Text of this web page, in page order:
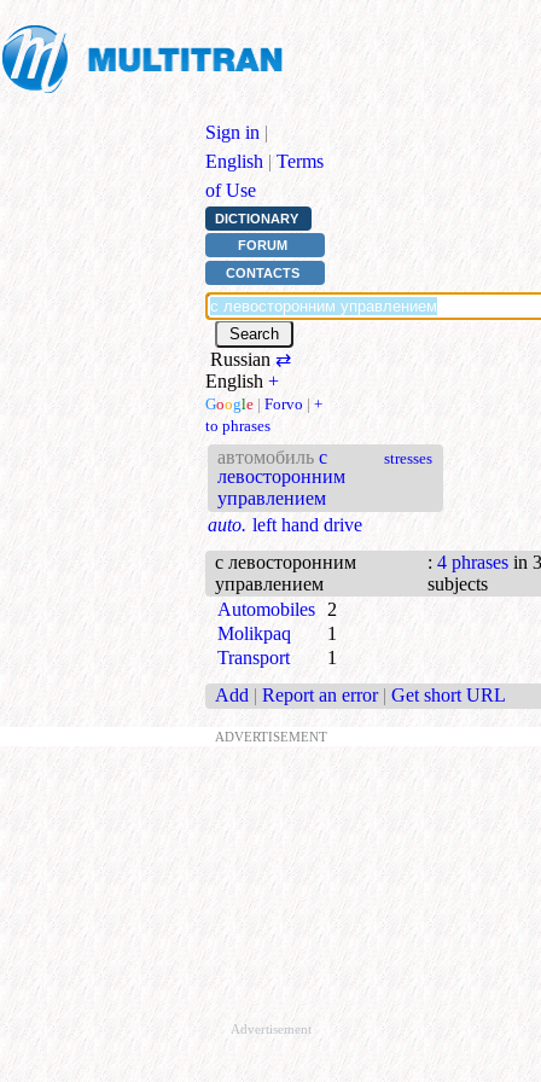
Sign in |
English | Terms
of Use
DICTIONARY
FORUM
CONTACTS
Russian ⇄
English +
Google | Forvo | +
to phrases
автомобиль с
левосторонним
управлением
stresses
auto. left hand drive
с левосторонним
управлением
: 4 phrasesin 3
subjects
Automobiles
2
Molikpaq
1
Transport
1
Add | Report an error | Get short URL
ADVERTISEMENT
Advertisement